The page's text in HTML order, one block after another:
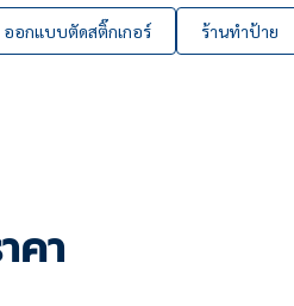
ออกแบบตัดสติ๊กเกอร์ ร้านทำป้าย
คา